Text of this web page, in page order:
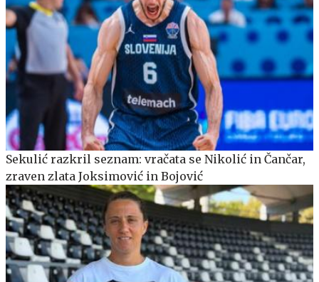
Sekulić razkril seznam: vračata se Nikolić in Čančar,
zraven zlata Joksimović in Bojović